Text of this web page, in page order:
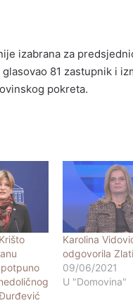
izabrana za
81 zastupnik i
pokreta.
Karolina
odgovorila
09/06/2021
U "Domovina"